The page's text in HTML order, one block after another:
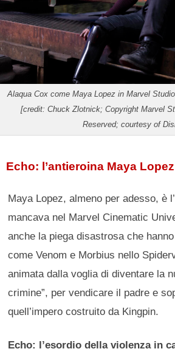
Alaqua Cox come Maya Lopez in Marvel
[credit: Chuck Zlotnick; Copyright Marvel
Reserved; courtesy of
Echo: l’antieroina Maya Lopez
Maya Lopez, almeno per adesso, è
mancava nel Marvel Cinematic
anche la piega disastrosa che
come Venom e Morbius nello
animata dalla voglia di diventare la
crimine”, per vendicare il padre e
quell’impero costruito da Kingpin.
Echo: l’esordio della violenza in